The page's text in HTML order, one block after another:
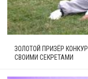
ЗОЛОТОЙ ПРИЗЁР
СВОИМИ СЕКРЕТАМИ